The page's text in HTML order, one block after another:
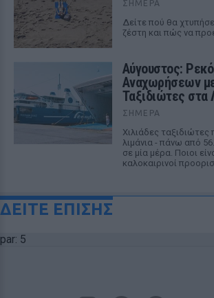
ΣΉΜΕΡΑ
Δείτε πού θα
ζέστη και πώς να
Αύγουστος:
Αναχωρήσεων
Ταξιδιώτες στα
ΣΉΜΕΡΑ
Χιλιάδες ταξιδιώτες
λιμάνια - πάνω από
σε μία μέρα. Ποιοι
καλοκαιρινοί
ΔΕΙΤΕ ΕΠΙΣΗΣ
par: 5